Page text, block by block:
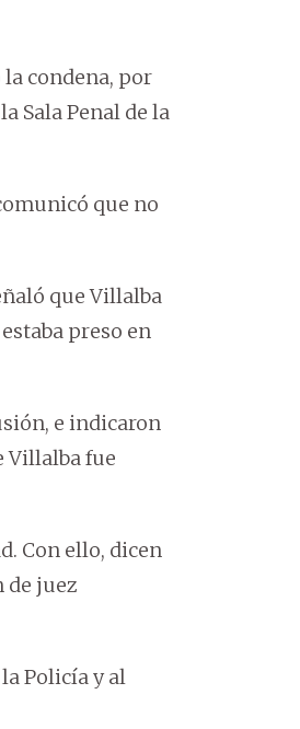
condena, por
Sala Penal de la
que no
que Villalba
preso en
e indicaron
Villalba fue
Con ello, dicen
de juez
Policía y al